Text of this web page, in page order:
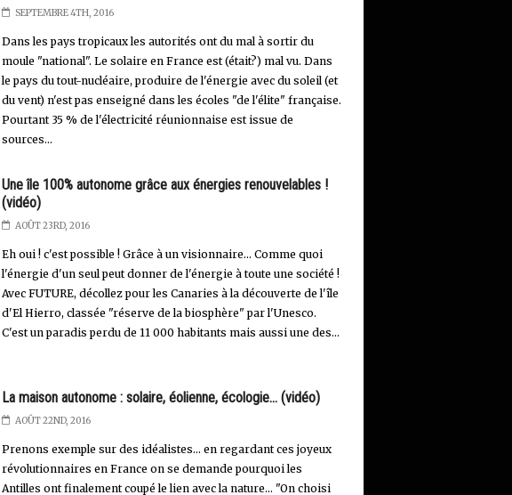
SEPTEMBRE 4TH, 2016
Dans les pays tropicaux les autorités ont du mal à sortir du
moule "national". Le solaire en France est (était?) mal vu. Dans
le pays du tout-nucléaire, produire de l'énergie avec du soleil (et
du vent) n'est pas enseigné dans les écoles "de l'élite" française.
Pourtant 35 % de l'électricité réunionnaise est issue de
sources...
Une île 100% autonome grâce aux énergies renouvelables !
(vidéo)
AOÛT 23RD, 2016
Eh oui ! c'est possible ! Grâce à un visionnaire... Comme quoi
l'énergie d'un seul peut donner de l'énergie à toute une société !
Avec FUTURE, décollez pour les Canaries à la découverte de l'île
d'El Hierro, classée "réserve de la biosphère" par l'Unesco.
C'est un paradis perdu de 11 000 habitants mais aussi une des...
La maison autonome : solaire, éolienne, écologie... (vidéo)
AOÛT 22ND, 2016
Prenons exemple sur des idéalistes... en regardant ces joyeux
révolutionnaires en France on se demande pourquoi les
Antilles ont finalement coupé le lien avec la nature... "On choisi